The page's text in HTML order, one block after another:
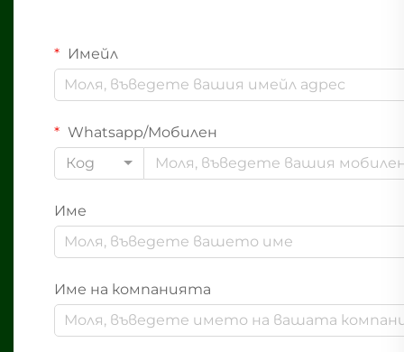
Имейл
Whatsapp/Мобилен
Код
Име
Име на компанията